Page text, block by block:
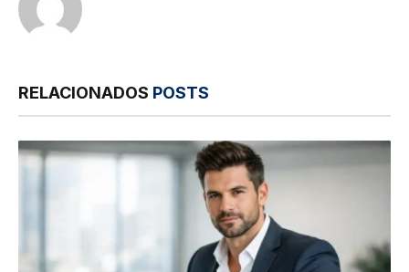
RELACIONADOS POSTS